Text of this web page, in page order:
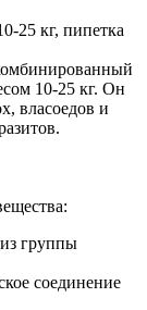
25 кг, пипетка
10-25 кг. Он
власоедов и
группы
соединение